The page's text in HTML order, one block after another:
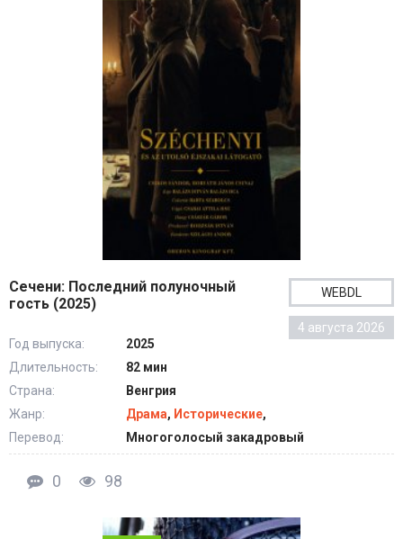
Сечени: Последний полуночный
гость (2025)
WEBDL
4 августа 2026
Год выпуска:
2025
Длительность:
82 мин
Страна:
Венгрия
Жанр:
Драма, Исторические,
Перевод:
Многоголосый закадровый
0 98